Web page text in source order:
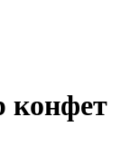
конфет